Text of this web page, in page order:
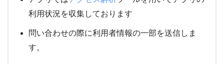
利用状況を収集しております
問い合わせの際に利用者情報の一部を送信しま
す。